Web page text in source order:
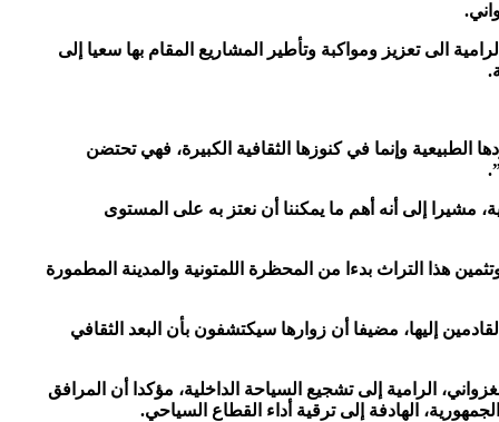
الى تعزيز ومواكبة وتأطير المشاريع المقام بها سعيا إلى
الطبيعية وإنما في كنوزها الثقافية الكبيرة، فهي تحتضن
مشيرا إلى أنه أهم ما يمكننا أن نعتز به على المستوى
هذا التراث بدءا من المحظرة اللمتونية والمدينة المطمورة
إليها، مضيفا أن زوارها سيكتشفون بأن البعد الثقافي
الرامية إلى تشجيع السياحة الداخلية، مؤكدا أن المرافق
الهادفة إلى ترقية أداء القطاع السياحي.